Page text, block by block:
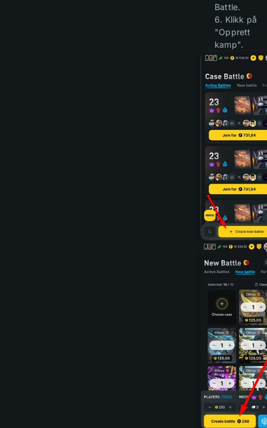
Battle.
6. Klikk på
"Opprett
kamp".